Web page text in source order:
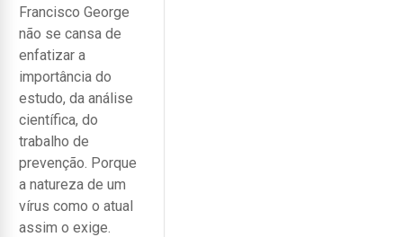
Francisco George
não se cansa de
enfatizar a
importância do
estudo, da análise
científica, do
trabalho de
prevenção. Porque
a natureza de um
vírus como o atual
assim o exige.